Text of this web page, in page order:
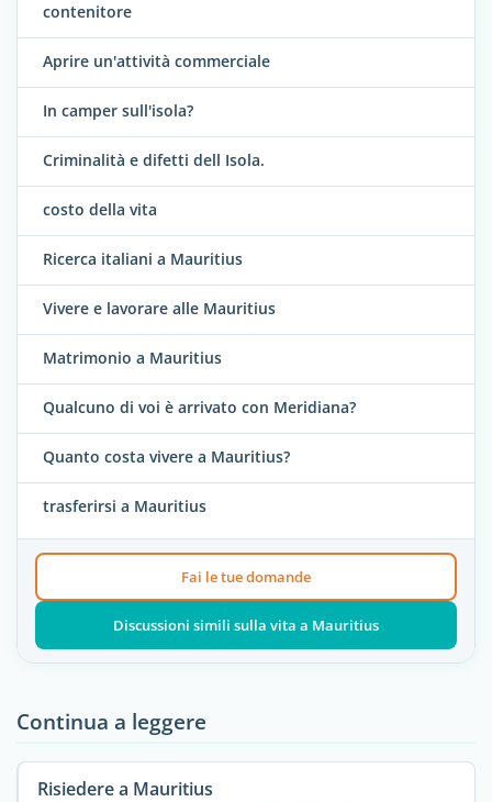
contenitore
Aprire un'attività commerciale
In camper sull'isola?
Criminalità e difetti dell Isola.
costo della vita
Ricerca italiani a Mauritius
Vivere e lavorare alle Mauritius
Matrimonio a Mauritius
Qualcuno di voi è arrivato con Meridiana?
Quanto costa vivere a Mauritius?
trasferirsi a Mauritius
Fai le tue domande
Discussioni simili sulla vita a Mauritius
Continua a leggere
Risiedere a Mauritius